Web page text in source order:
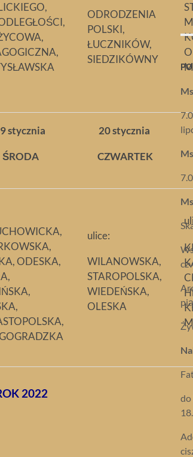
ODRODZENIA
POLSKI,
ŁUCZNIKÓW,
SIEDZIKÓWNY
stycznia
ŚRODA
20 stycznia
CZWARTEK
ODESKA,
ulice:
WILANOWSKA,
STAROPOLSKA,
WIEDEŃSKA,
OLESKA
2022
do